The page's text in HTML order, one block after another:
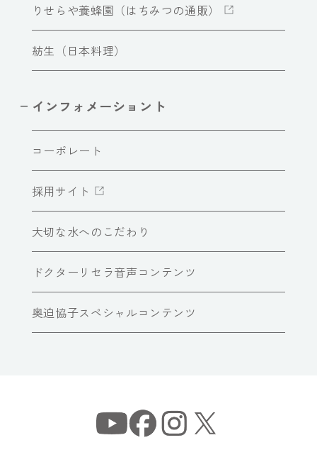
りせらや養蜂園（はちみつの通販）
紡生（日本料理）
インフォメーショント
コーポレート
採用サイト
大切な水へのこだわり
ドクターリセラ音声コンテンツ
奥迫協子スペシャルコンテンツ